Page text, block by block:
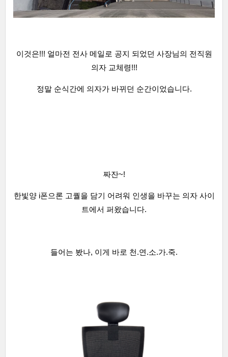
이것은!!! 얼마전 전사 메일로 공지 되었던 사장님의 전직원
의자 교체령!!!
정말 순식간에 의자가 바뀌던 순간이었습니다.
짜잔~!
한빛양 i폰으론 고퀄을 담기 어려워 인생을 바꾸는 의자 사이
트에서 퍼왔습니다.
들어는 봤나, 이게 바로 천.연.소.가.죽.